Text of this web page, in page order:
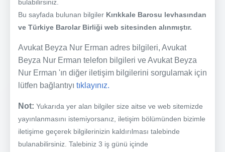
bulabilirsiniz.
Bu sayfada bulunan bilgiler Kırıkkale Barosu levhasından
ve Türkiye Barolar Birliği web sitesinden alınmıştır.
Avukat Beyza Nur Erman adres bilgileri, Avukat
Beyza Nur Erman telefon bilgileri ve Avukat Beyza
Nur Erman 'ın diğer iletişim bilgilerini sorgulamak için
lütfen bağlantıyı tıklayınız.
Not: Yukarıda yer alan bilgiler size aitse ve web sitemizde
yayınlanmasını istemiyorsanız, iletişim bölümünden bizimle
iletişime geçerek bilgilerinizin kaldırılması talebinde
bulanabilirsiniz. Talebiniz 3 iş günü içinde